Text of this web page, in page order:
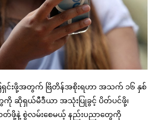
ရှင်းဖို့အတွက် ဗြိတိန်အစိုးရဟာ အသက် ၁၆ နှစ်
ဆိုရှယ်မီဒီယာ အသုံးပြုခွင့် ပိတ်ပင်ဖို့၊
တ်ဖို့နဲ့ စွဲလမ်းစေမယ့် နည်းပညာတွေကို